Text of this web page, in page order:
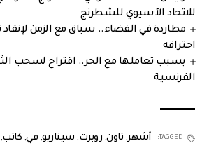
للاتحاد الآسيوي للشطرنج
مطاردة في الفضاء.. سباق مع الزمن
احتراقه
بسبب تعاملها مع الحر.. اقتراح لسحب
الفرنسية
TAGGED: أشهر, تاون, روبرت, سيناريو, في, كاتب,